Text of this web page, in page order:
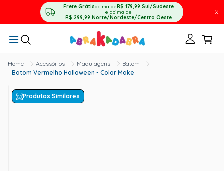
Frete Grátisacima deR$ 179,99 Sul/Sudeste
e acima de
R$ 299,99 Norte/Nordeste/Centro Oeste
X
Acessórios Maquiagens
Batom
Batom Vermelho Halloween - Color Make
Produtos Similares